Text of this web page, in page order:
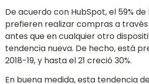
De acuerdo con HubSpot, el 59% de
prefieren realizar compras a
antes que en cualquier otro
tendencia nueva. De hecho, está
2018-19, y hasta el 21 creció 30%.
En buena medida, esta tendencia